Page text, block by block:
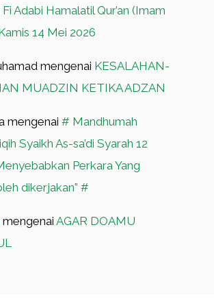
Adabi Hamalatil Qur’an (Imam
14 Mei 2026
mengenai KESALAHAN-
MUADZIN KETIKA ADZAN
mengenai # Mandhumah
Syaikh As-sa’di Syarah 12
Perkara Yang
dikerjakan” #
mengenai AGAR DOAMU